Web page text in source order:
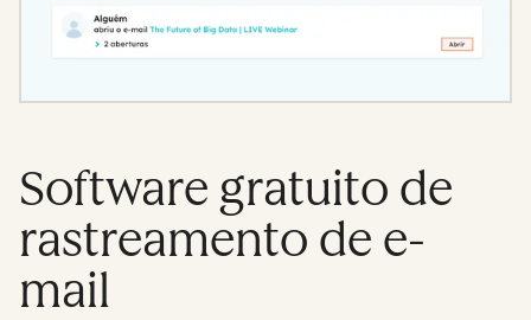
Software gratuito de
rastreamento de e-
mail